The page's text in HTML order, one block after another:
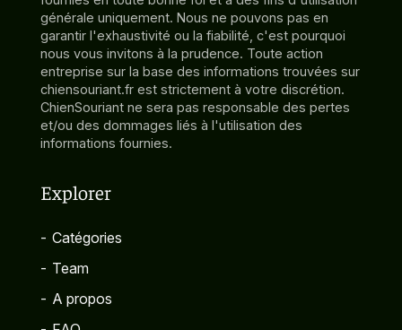
générale uniquement. Nous ne pouvons pas en
garantir l'exhaustivité ou la fiabilité, c'est pourquoi
nous vous invitons à la prudence. Toute action
entreprise sur la base des informations trouvées sur
chiensouriant.fr est strictement à votre discrétion.
ChienSouriant ne sera pas responsable des pertes
et/ou des dommages liés à l'utilisation des
informations fournies.
Explorer
- Catégories
- Team
- A propos